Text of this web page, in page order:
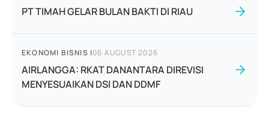
PT TIMAH GELAR BULAN BAKTI DI RIAU
EKONOMI BISNIS |06 AUGUST 2026
AIRLANGGA: RKAT DANANTARA DIREVISI
MENYESUAIKAN DSI DAN DDMF